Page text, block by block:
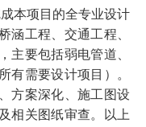
本项目的全专业设计
涵工程、交通工程、
主要包括弱电管道、
有需要设计项目）。
方案深化、施工图设
相关图纸审查。以上